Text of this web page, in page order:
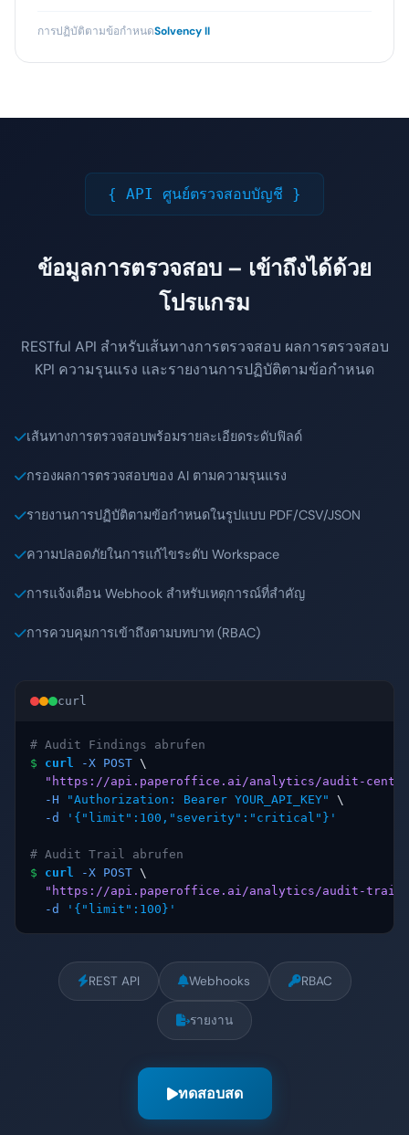
การปฏิบัติตามข้อกำหนดSolvency II
{ API ศูนย์ตรวจสอบบัญชี }
ข้อมูลการตรวจสอบ – เข้าถึงได้ด้วย
โปรแกรม
RESTful API สำหรับเส้นทางการตรวจสอบ ผลการตรวจสอบ
KPI ความรุนแรง และรายงานการปฏิบัติตามข้อกำหนด
เส้นทางการตรวจสอบพร้อมรายละเอียดระดับฟิลด์
กรองผลการตรวจสอบของ AI ตามความรุนแรง
รายงานการปฏิบัติตามข้อกำหนดในรูปแบบ PDF/CSV/JSON
ความปลอดภัยในการแก้ไขระดับ Workspace
การแจ้งเตือน Webhook สำหรับเหตุการณ์ที่สำคัญ
การควบคุมการเข้าถึงตามบทบาท (RBAC)
curl
# Audit Findings abrufen
$
curl -X POST \
"https://api.paperoffice.ai/analytics/audit-
-H
"Authorization: Bearer YOUR_API_KEY"
\
-d
'{"limit":100,"severity":"critical"}'
# Audit Trail abrufen
$
curl -X POST \
"https://api.paperoffice.ai/analytics/audit-trail"
-d
'{"limit":100}'
REST API Webhooks RBAC
รายงาน
ทดสอบสด